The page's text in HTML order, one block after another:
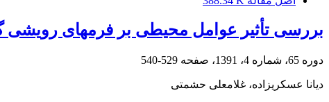
بررسی تأثیر عوامل محیطی بر فرم‏های رویشی
دوره 65، شماره 4، 1391، صفحه 529-540
دیانا عسکریزاده، غلامعلی حشمتی